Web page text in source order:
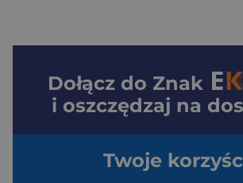
Dołącz do Znak
i oszczędzaj na
Twoje